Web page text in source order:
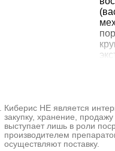
на Октябрьском
Подольск, Октябрьский
МЦ Жемчужина
Дорсуммед в
на Свердлова
Подольск, ул. Свердлова,
Киберис НЕ является
закупку, хранение,
выступает лишь в роли
производителем
осуществляют поставку.